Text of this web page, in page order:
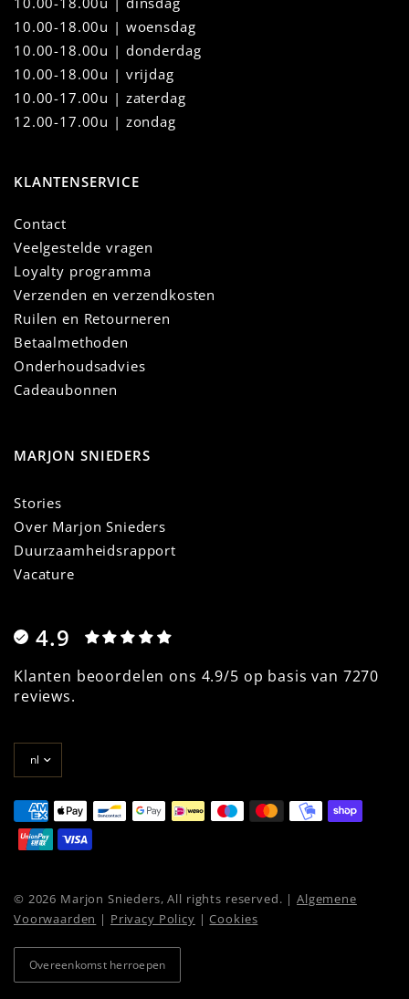
10.00-18.00u | woensdag
10.00-18.00u | donderdag
10.00-18.00u | vrijdag
10.00-17.00u | zaterdag
12.00-17.00u | zondag
KLANTENSERVICE
Contact
Veelgestelde vragen
Loyalty programma
Verzenden en verzendkosten
Ruilen en Retourneren
Betaalmethoden
Onderhoudsadvies
Cadeaubonnen
MARJON SNIEDERS
Stories
Over Marjon Snieders
Duurzaamheidsrapport
Vacature
4.9
Klanten beoordelen ons 4.9/5 op basis van 7270
reviews.
Land/regio
© 2026 Marjon Snieders, All rights reserved. |Algemene
Voorwaarden | Privacy Policy |Cookies
Overeenkomst herroepen